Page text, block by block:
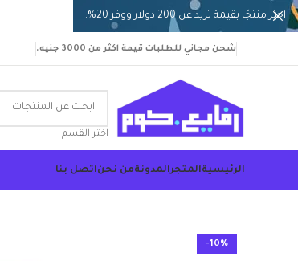
شحن مجاني للطلبات قيمة اكثر من 3000 جنيه.
اختر القسم
الرئيسيةالمتجرالمدونةمن نحناتصل بنا
-10%
اختر منتجًا بقيمة تزيد عن 200 دولار ووفر 20%.